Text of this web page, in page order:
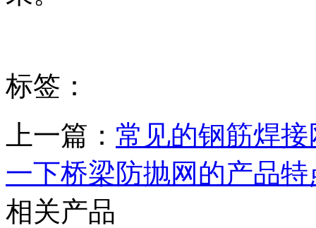
标签：
上一篇： 常见的钢筋焊
一下桥梁防抛网的产品特
相关产品